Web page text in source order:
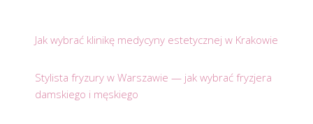
Jak wybrać klinikę medycyny estetycznej w Krakowie
Stylista fryzury w Warszawie — jak wybrać fryzjera
damskiego i męskiego